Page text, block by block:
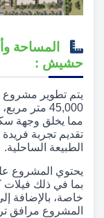
المساحة
حشيش :
مما يخلق وجهة
تقديم تجربة
الطبيعة الساحلية.
يحتوي المشروع
بما في ذلك
خاصة، بالإضافة
المشروع مرافق